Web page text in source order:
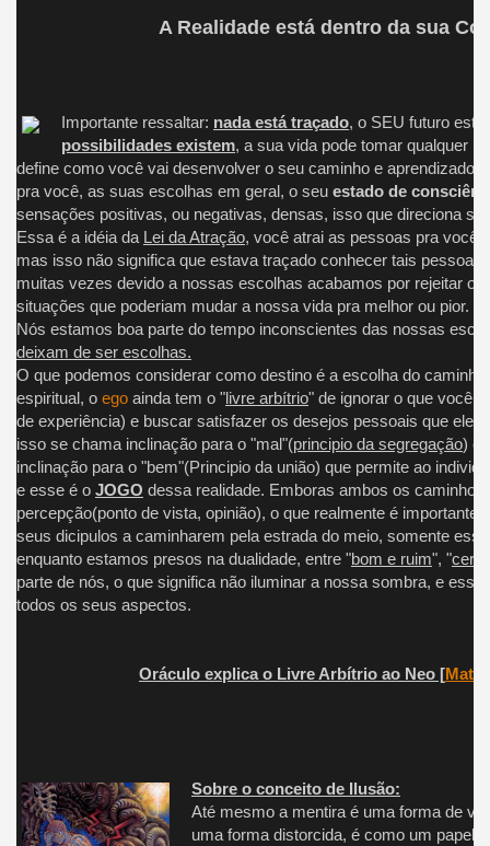
A Realidade está dentro da sua
Importante ressaltar: nada está traçado, o SEU futuro
possibilidades existem, a sua vida pode tomar qualquer
define como você vai desenvolver o seu caminho e aprendizado
pra você, as suas escolhas em geral, o seu estado de
sensações positivas, ou negativas, densas, isso que direciona
Essa é a idéia da Lei da Atração, você atrai as pessoas pra você,
mas isso não significa que estava traçado conhecer tais
muitas vezes devido a nossas escolhas acabamos por rejeitar
situações que poderiam mudar a nossa vida pra melhor ou pior.
Nós estamos boa parte do tempo inconscientes das nossas
deixam de ser escolhas.
O que podemos considerar como destino é a escolha do
espiritual, o egoainda tem o "livre arbítrio" de ignorar o que você
de experiência) e buscar satisfazer os desejos pessoais que ele
isso se chama inclinação para o "mal"(principio da segregação) é
inclinação para o "bem"(Principio da união) que permite ao
e esse é o JOGO dessa realidade. Emboras ambos os
percepção(ponto de vista, opinião), o que realmente é importante
seus dicipulos a caminharem pela estrada do meio, somente
enquanto estamos presos na dualidade, entre "bom e ruim", "
parte de nós, o que significa não iluminar a nossa sombra, e
todos os seus aspectos.
Oráculo explica o Livre Arbítrio ao Neo [
Sobre o conceito de Ilusão:
Até mesmo a mentira é uma forma de
uma forma distorcida, é como um papel